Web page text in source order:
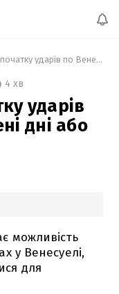
США готові до початку ударів по Венесуелі за лічені дні або години, – ЗМІ
4 хв
ударів
дні або
можливість
у Венесуелі,
для